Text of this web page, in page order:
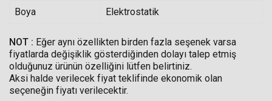
Boya Elektrostatik
NOT : Eğer aynı özellikten birden fazla seşenek varsa
fiyatlarda değişiklik gösterdiğinden dolayı talep etmiş
olduğunuz ürünün özelliğini lütfen belirtiniz.
Aksi halde verilecek fiyat teklifinde ekonomik olan
seçeneğin fiyatı verilecektir.